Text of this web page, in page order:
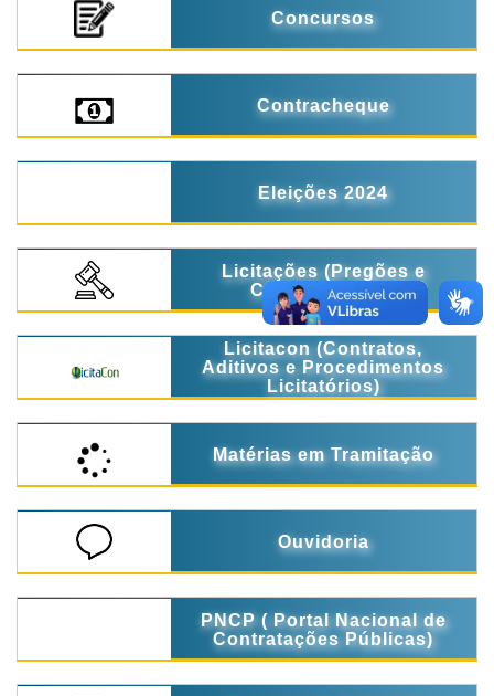
Concursos
Contracheque
Eleições 2024
Licitações (Pregões e
Concorrências)
Licitacon (Contratos,
Aditivos e Procedimentos
Licitatórios)
Matérias em Tramitação
Ouvidoria
PNCP ( Portal Nacional de
Contratações Públicas)